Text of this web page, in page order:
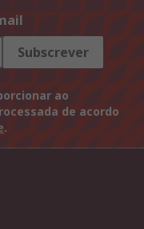
Subscrever
ao
de acordo
.